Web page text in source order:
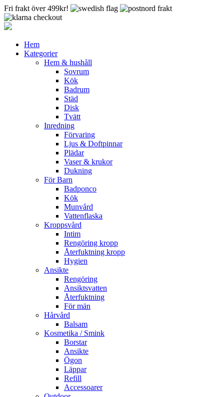
Fri frakt över 499kr!
Hem
Kategorier
Hem & hushåll
Sovrum
Kök
Badrum
Städ
Disk
Tvätt
Inredning
Förvaring
Ljus & Doftpinnar
Plädar
Vaser & krukor
Dukning
För Barn
Badponco
Kök
Munvård
Vattenflaska
Kroppsvård
Intim
Rengöring kropp
Återfuktning kropp
Hygien
Ansikte
Rengöring
Ansiktsvatten
Återfuktning
För män
Hårvård
Balsam
Kosmetika / Smink
Borstar
Ansikte
Ögon
Läppar
Refill
Accessoarer